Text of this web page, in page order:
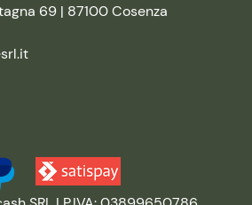
69 | 87100 Cosenza